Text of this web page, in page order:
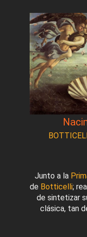
Junto a la
de Botticelli;
de sintetizar
clásica, tan